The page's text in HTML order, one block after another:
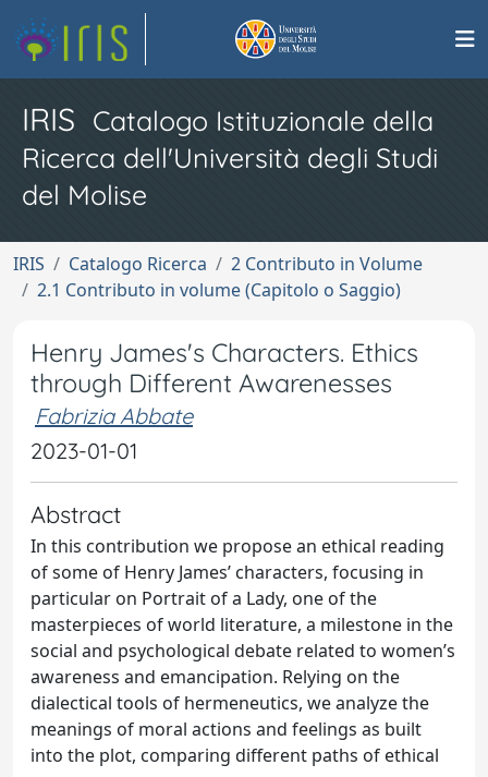
IRIS Catalogo Istituzionale della
Ricerca dell'Università degli Studi
del Molise
IRIS Catalogo Ricerca
2 Contributo in Volume
2.1 Contributo in volume (Capitolo o Saggio)
Henry James's Characters. Ethics
through Different Awarenesses
Fabrizia Abbate
2023-01-01
Abstract
In this contribution we propose an ethical reading
of some of Henry James’ characters, focusing in
particular on Portrait of a Lady, one of the
masterpieces of world literature, a milestone in the
social and psychological debate related to women’s
awareness and emancipation. Relying on the
dialectical tools of hermeneutics, we analyze the
meanings of moral actions and feelings as built
into the plot, comparing different paths of ethical